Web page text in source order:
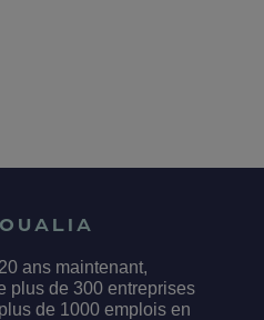
ans maintenant,
plus de 300 entreprises
de 1000 emplois en